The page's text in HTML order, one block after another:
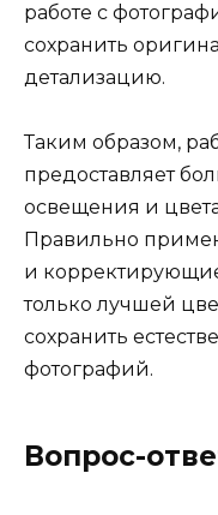
работе с
сохранить
детализацию.
Таким образом,
предоставляет
освещения и
Правильно
и
только лучшей
сохранить
фотографий.
Вопрос-